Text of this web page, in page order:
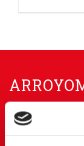
91 668 63 40